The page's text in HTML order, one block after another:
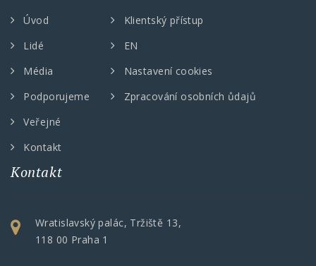
Úvod
Lidé
Média
Podporujeme
Veřejné
Kontakt
Klientský přístup
EN
Nastavení cookies
Zpracování osobních ůdajů
Kontakt
Wratislavský palác, Tržiště 13,
118 00 Praha 1